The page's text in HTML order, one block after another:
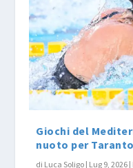
Giochi del
nuoto per
di Luca Soligo | Lug 9, 2026 |